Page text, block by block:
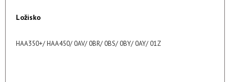
Ložisko
HAA350+/ HAA450/ 0AV/ 0BR/ 0BS/ 0BY/ 0AY/ 01Z